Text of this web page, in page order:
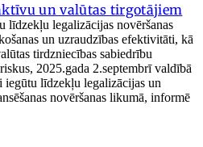
un valūtas tirgotājiem
līdzekļu legalizācijas novēršanas
un uzraudzības efektivitāti, kā
tirdzniecības sabiedrību
2025.gada 2.septembrī valdībā
līdzekļu legalizācijas un
novēršanas likumā, informē